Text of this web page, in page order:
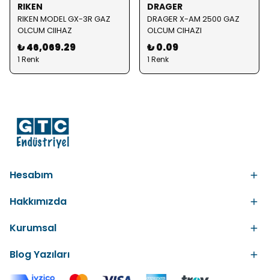
RIKEN
RIKEN MODEL GX-3R GAZ
OLCUM CIIHAZ
₺ 46,069.29
1 Renk
DRAGER
DRAGER X-AM 2500 GAZ
OLCUM CIHAZI
₺ 0.09
1 Renk
Hesabım
Hakkımızda
Kurumsal
Blog Yazıları